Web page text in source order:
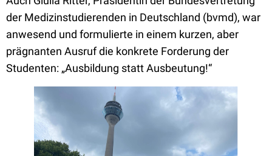
der Medizinstudierenden in Deutschland (bvmd), war
anwesend und formulierte in einem kurzen, aber
prägnanten Ausruf die konkrete Forderung der
Studenten: „Ausbildung statt Ausbeutung!“